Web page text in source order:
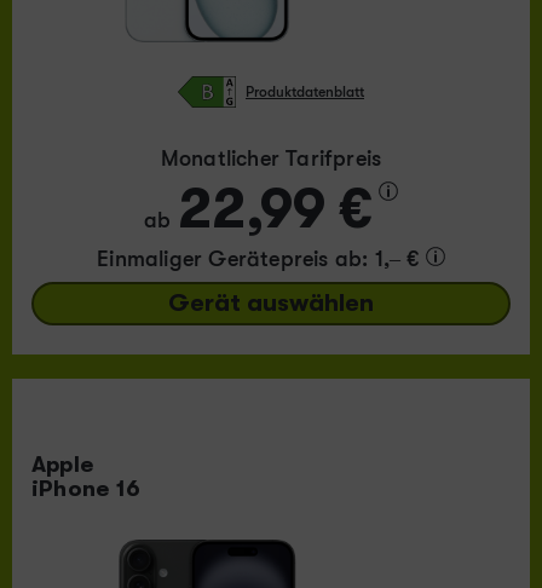
Produktdatenblatt
Monatlicher Tarifpreis
ab 22,99 €
Einmaliger Gerätepreis ab: 1,– €
Gerät auswählen
Apple
iPhone 16